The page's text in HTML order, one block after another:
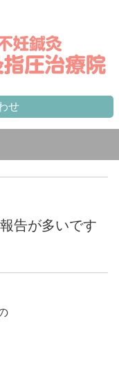
せ
告が多いです